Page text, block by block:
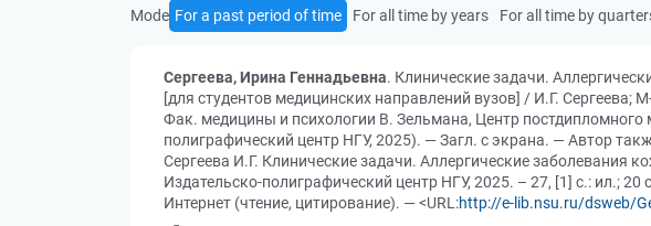
Mode For a past period of time For all time by years For all time by
Сергеева, Ирина Геннадьевна. Клинические задачи.
[для студентов медицинских направлений вузов] / И.Г.
Фак. медицины и психологии В. Зельмана, Центр
полиграфический центр НГУ, 2025). — Загл. с экрана. — Автор
Сергеева И.Г. Клинические задачи. Аллергические заболевания
Издательско-полиграфический центр НГУ, 2025. – 27, [1] с.: ил.;
Интернет (чтение, цитирование). — <URL:http://e-lib.nsu.ru/dsweb/